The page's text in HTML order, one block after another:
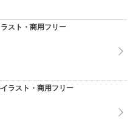
スト・商用フリー
ラスト・商用フリー